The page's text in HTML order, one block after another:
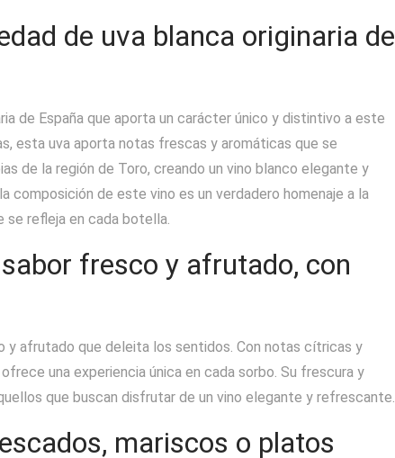
de uva blanca originaria de
de España que aporta un carácter único y distintivo a este
esta uva aporta notas frescas y aromáticas que se
de la región de Toro, creando un vino blanco elegante y
composición de este vino es un verdadero homenaje a la
se refleja en cada botella.
fresco y afrutado, con
afrutado que deleita los sentidos. Con notas cítricas y
una experiencia única en cada sorbo. Su frescura y
que buscan disfrutar de un vino elegante y refrescante.
mariscos o platos